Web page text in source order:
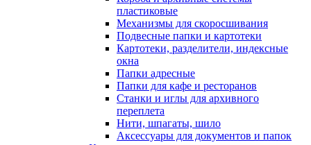
пластиковые
Механизмы для скоросшивания
Подвесные папки и картотеки
Картотеки, разделители, индексные
окна
Папки адресные
Папки для кафе и ресторанов
Станки и иглы для архивного
переплета
Нити, шпагаты, шило
Аксессуары для документов и папок